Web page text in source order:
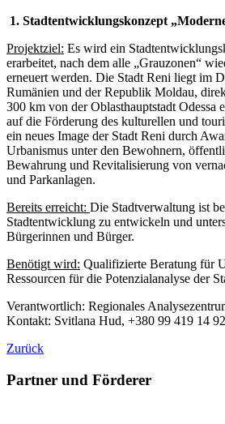
1. Stadtentwicklungskonzept
Projektziel: Es wird ein
erarbeitet, nach dem alle „Grauzonen“
erneuert werden. Die Stadt Reni liegt im
Rumänien und der Republik Moldau,
300 km von der Oblasthauptstadt Odessa
auf die Förderung des kulturellen und
ein neues Image der Stadt Reni durch
Urbanismus unter den Bewohnern,
Bewahrung und Revitalisierung von
und Parkanlagen.
Bereits erreicht: Die Stadtverwaltung ist
Stadtentwicklung zu entwickeln und
Bürgerinnen und Bürger.
Benötigt wird: Qualifizierte Beratung für
Ressourcen für die Potenzialanalyse der
Verantwortlich: Regionales
Kontakt: Svitlana Hud, +380 99 419 14
Zurück
Partner und Förderer